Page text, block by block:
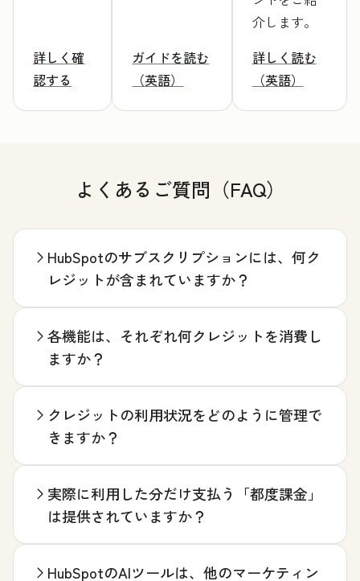
詳しく確
認する
ガイドを読む
（英語）
介します。
詳しく読む
（英語）
よくあるご質問（FAQ）
HubSpotのサブスクリプションには、何ク
レジットが含まれていますか？
各機能は、それぞれ何クレジットを消費し
ますか？
クレジットの利用状況をどのように管理で
きますか？
実際に利用した分だけ支払う「都度課金」
は提供されていますか？
HubSpotのAIツールは、他のマーケティン